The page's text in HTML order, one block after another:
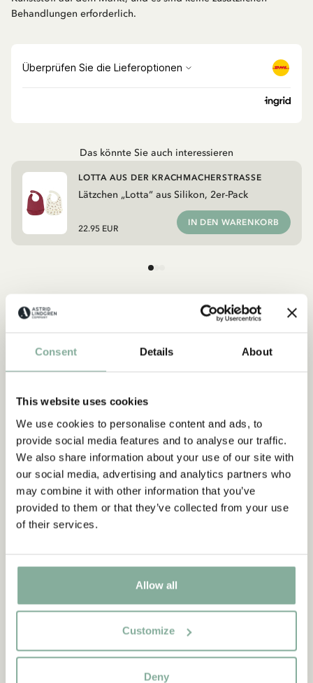
Consent Details About
This website uses cookies
We use cookies to personalise content and ads, to
provide social media features and to analyse our traffic.
We also share information about your use of our site with
our social media, advertising and analytics partners who
may combine it with other information that you’ve
provided to them or that they’ve collected from your use
of their services.
Allow all
Customize
Deny
Behandlungen erforderlich.
Das könnte Sie auch interessieren
Lätzchen „Lotta“ aus Silikon, 2er-Pack
LOTTA AUS DER KRACHMACHERSTRASSE
22.95 EUR
IN DEN WARENKORB
Entdecken Sie mehr von Lotta aus der
PRODUKTEN MIT LOTTA